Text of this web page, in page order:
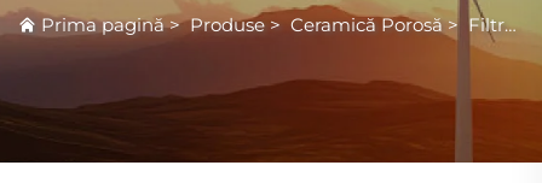
Prima pagină>Produse > Ceramică Porosă> Filtru ceramic